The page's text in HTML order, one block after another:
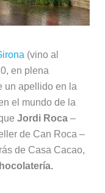
(vino al
en plena
un apellido en la
el mundo de la
Jordi Roca–
de Can Roca –
de Casa Cacao,